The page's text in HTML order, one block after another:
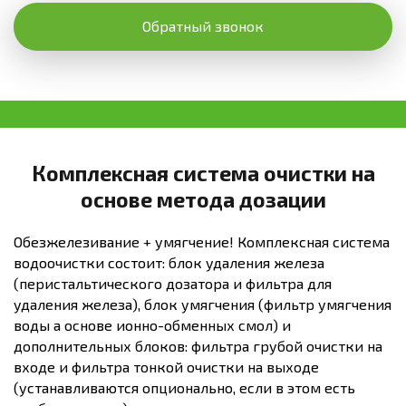
Обратный звонок
Комплексная система очистки на
основе метода дозации
Обезжелезивание + умягчение! Комплексная система
водоочистки состоит: блок удаления железа
(перистальтического дозатора и фильтра для
удаления железа), блок умягчения (фильтр умягчения
воды а основе ионно-обменных смол) и
дополнительных блоков: фильтра грубой очистки на
входе и фильтра тонкой очистки на выходе
(устанавливаются опционально, если в этом есть